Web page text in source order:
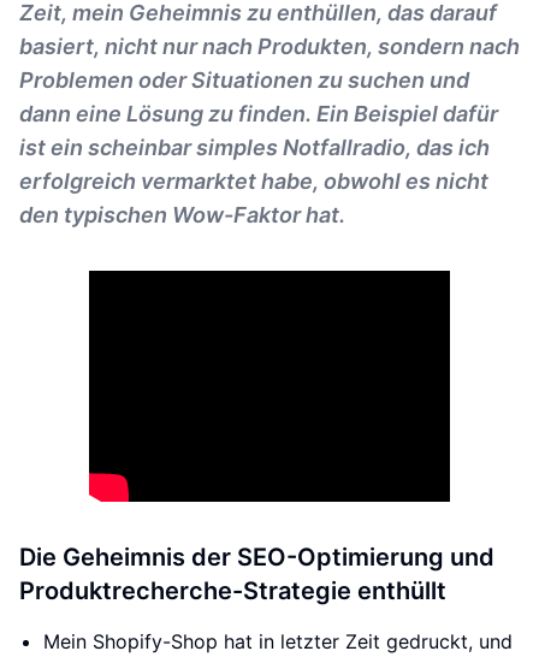
Zeit, mein Geheimnis zu enthüllen, das darauf
basiert, nicht nur nach Produkten, sondern nach
Problemen oder Situationen zu suchen und
dann eine Lösung zu finden. Ein Beispiel dafür
ist ein scheinbar simples Notfallradio, das ich
erfolgreich vermarktet habe, obwohl es nicht
den typischen Wow-Faktor hat.
Die Geheimnis der SEO-Optimierung und
Produktrecherche-Strategie enthüllt
Mein Shopify-Shop hat in letzter Zeit gedruckt, und